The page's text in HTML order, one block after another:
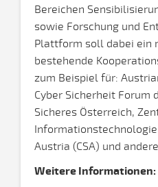
Bereichen
sowie Forschung und
Plattform soll dabei ein
bestehende
zum Beispiel für:
Cyber Sicherheit Forum
Sicheres Österreich,
Austria (CSA) und
Weitere Informationen: